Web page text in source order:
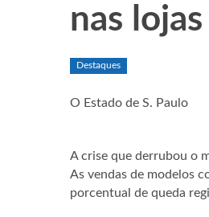
nas lojas
Destaques
O Estado de S. Paulo
A crise que derrubou o
As vendas de modelos
porcentual de queda